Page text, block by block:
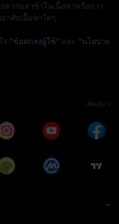
วามล่าช้าในเนื้อหาหรือการ
าศัยเนื้อหาใดๆ
จ "ข้อตกลงผู้ใช้" และ "นโยบาย
เพิ่มเติม